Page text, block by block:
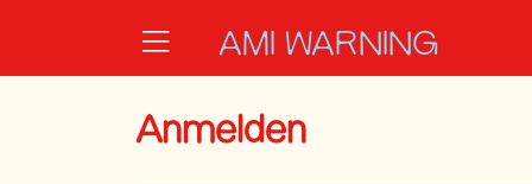
AMI WARNING
Anmelden